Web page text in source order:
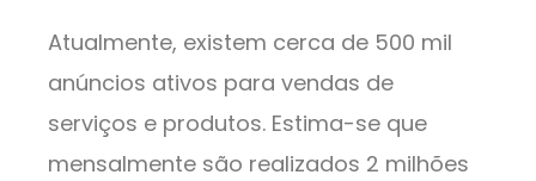
Atualmente, existem cerca de 500 mil
anúncios ativos para vendas de
serviços e produtos. Estima-se que
mensalmente são realizados 2 milhões